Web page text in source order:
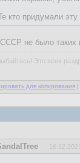
кто придумали
не было таких
Это всех
для копирования |